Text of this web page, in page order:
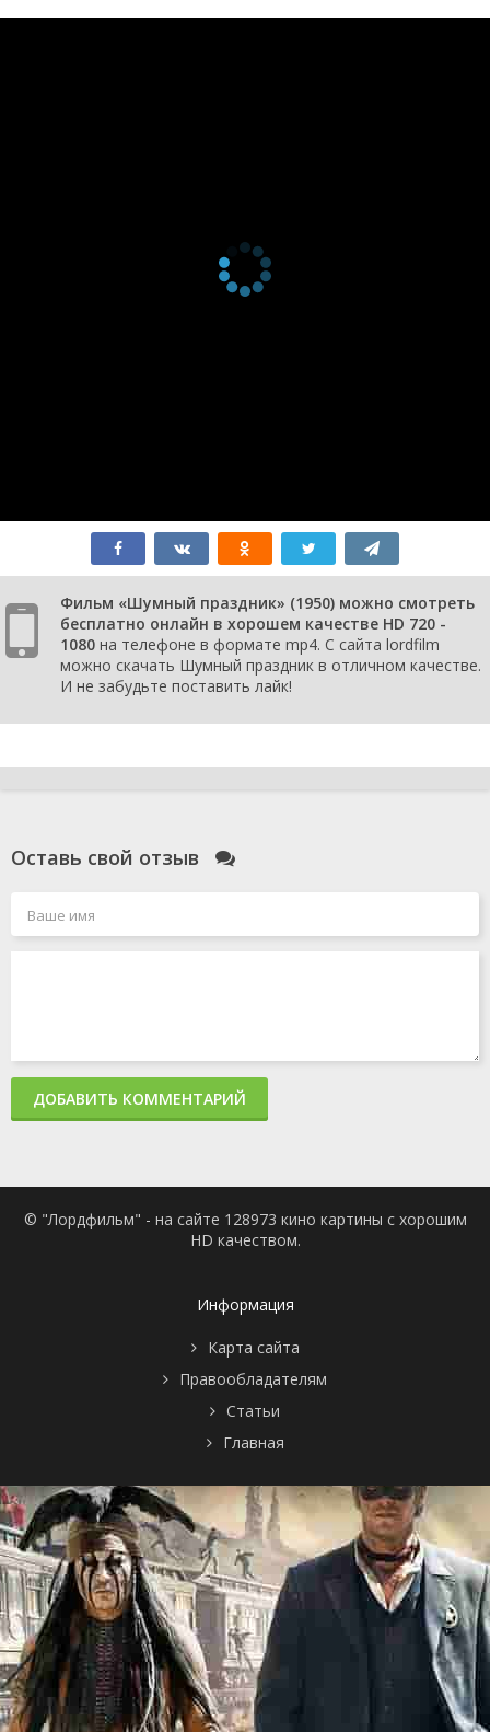
Фильм «Шумный праздник» (1950) можно смотреть
бесплатно онлайн в хорошем качестве HD 720 -
1080 на телефоне в формате mp4. С сайта lordfilm
можно скачать Шумный праздник в отличном качестве.
И не забудьте поставить лайк!
Оставь свой отзыв
ДОБАВИТЬ КОММЕНТАРИЙ
© "Лордфильм" - на сайте 128973 кино картины с хорошим
HD качеством.
Информация
Карта сайта
Правообладателям
Статьи
Главная